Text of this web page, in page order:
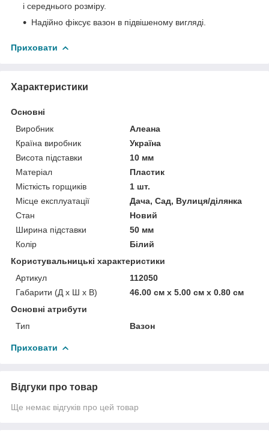
і середнього розміру.
Надійно фіксує вазон в підвішеному вигляді.
Приховати
Характеристики
Основні
Виробник
Алеана
Країна виробник
Україна
Висота підставки
10 мм
Матеріал
Пластик
Місткість горщиків
1 шт.
Місце експлуатації
Дача, Сад, Вулиця/ділянка
Стан
Новий
Ширина підставки
50 мм
Колір
Білий
Користувальницькі характеристики
Артикул
112050
Габарити (Д x Ш x В)
46.00 см х 5.00 см х 0.80 см
Основні атрибути
Тип
Вазон
Приховати
Відгуки про товар
Ще немає відгуків про цей товар